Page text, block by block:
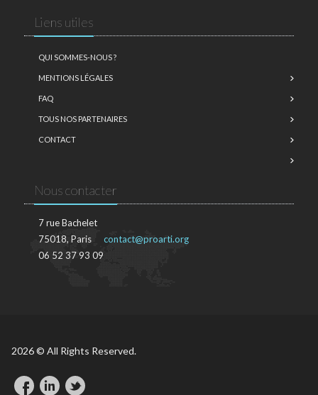
Liens utiles
QUI SOMMES-NOUS ?
MENTIONS LÉGALES
FAQ
TOUS NOS PARTENAIRES
CONTACT
Nous contacter
7 rue Bachelet
75018, Paris
06 52 37 93 09
contact@proarti.org
2026 © All Rights Reserved.